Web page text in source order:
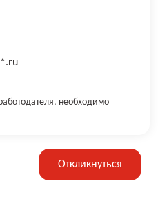
необходимо
Откликнуться